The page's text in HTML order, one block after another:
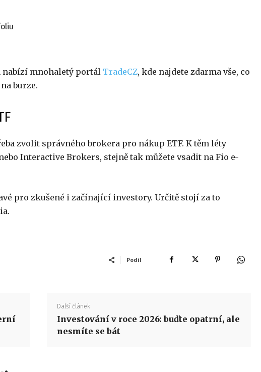
nabízí mnohaletý portál TradeCZ, kde najdete zdarma vše, co
burze.
zvolit správného brokera pro nákup ETF. K těm léty
Interactive Brokers, stejně tak můžete vsadit na Fio e-
pro zkušené i začínající investory. Určitě stojí za to
Podíl
Další článek
Investování v roce 2026: buďte opatrní, ale
nesmíte se bát